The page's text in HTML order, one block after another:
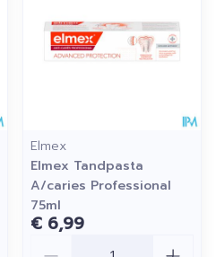
Elmex
Elmex Tandpasta
A/caries Professional
75ml
€ 6,99